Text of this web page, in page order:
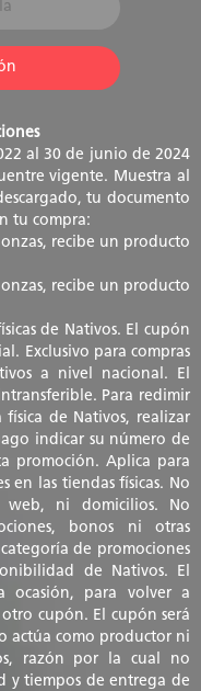
al 30 de junio de 2024
vigente. Muestra al
tu documento
tu compra:
recibe un producto
recibe un producto
de Nativos. El cupón
Exclusivo para compras
a nivel nacional. El
Para redimir
de Nativos, realizar
indicar su número de
promoción. Aplica para
en las tiendas físicas. No
ni domicilios. No
bonos ni otras
de promociones
de Nativos. El
ocasión, para volver a
cupón. El cupón será
actúa como productor ni
razón por la cual no
y tiempos de entrega de